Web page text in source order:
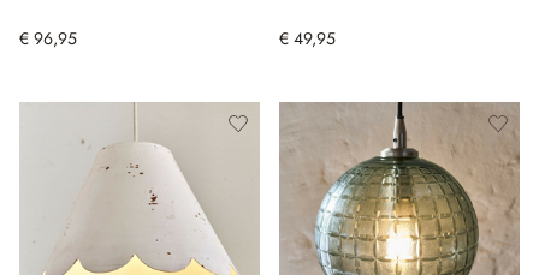
€ 96,95 € 49,95